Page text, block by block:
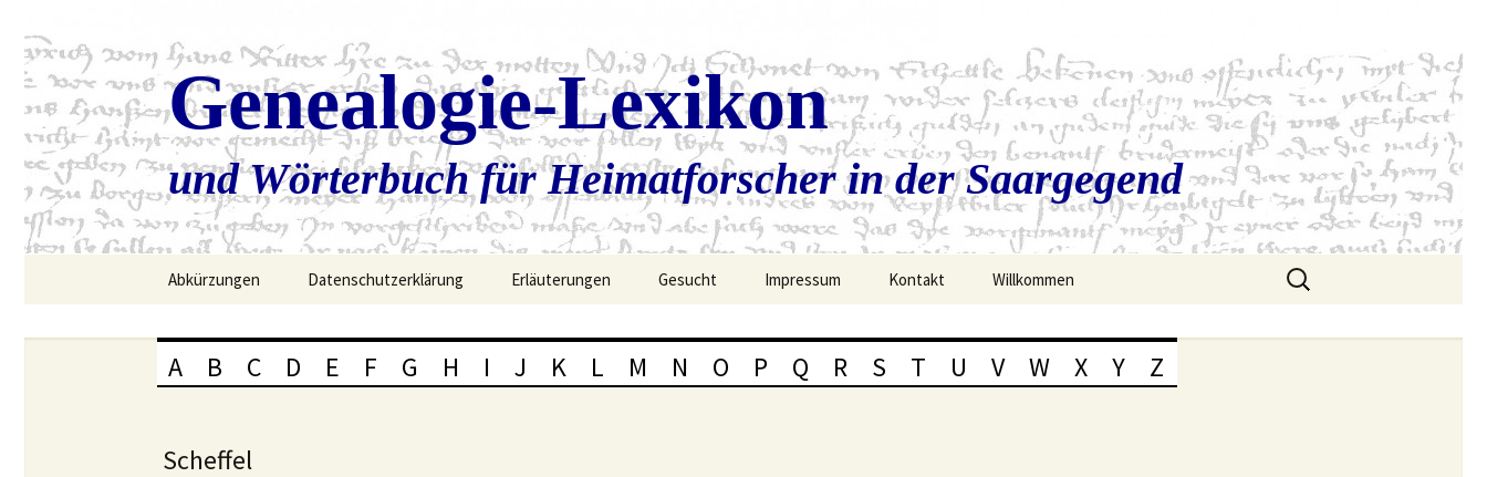
Genealogie-Lexikon
und Wörterbuch für Heimatforscher in der Saargegend
Abkürzungen Datenschutzerklärung Erläuterungen Gesucht Impressum Kontakt Willkommen
Suchen
nach:
A B C D E F G H I J K L M N O P Q R S T U V W X Y Z
Scheffel